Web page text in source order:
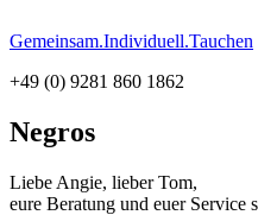
Gemeinsam.Individuell.Tauchen
+49 (0) 9281 860 1862
Negros
Liebe Angie, lieber Tom,
eure Beratung und euer